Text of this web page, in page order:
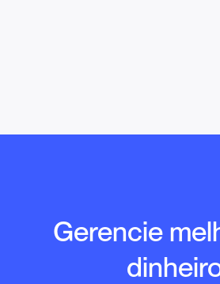
Gerencie